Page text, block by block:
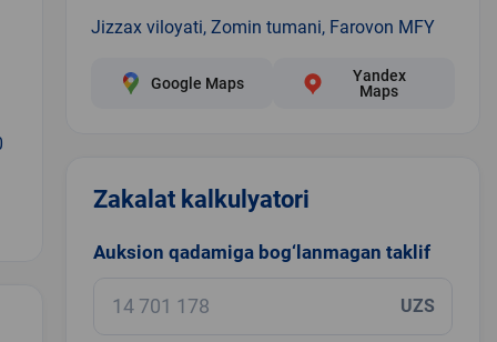
Jizzax viloyati, Zomin tumani, Farovon MFY
Google Maps
Yandex
Maps
Zakalat kalkulyatori
Auksion qadamiga bog‘lanmagan taklif
UZS